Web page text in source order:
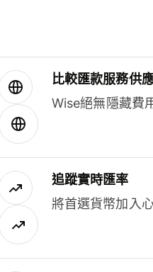
比較匯款服務供
Wise絕無隱藏費
追蹤實時匯率
將首選貨幣加入